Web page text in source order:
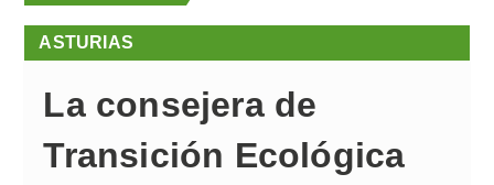
ASTURIAS
La consejera de
Transición Ecológica